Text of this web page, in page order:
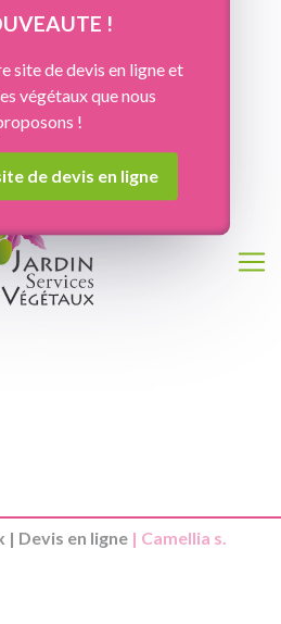
!
site de devis en ligne et
végétaux que nous
!
de devis en ligne
| Devis en ligne | Camellia s.